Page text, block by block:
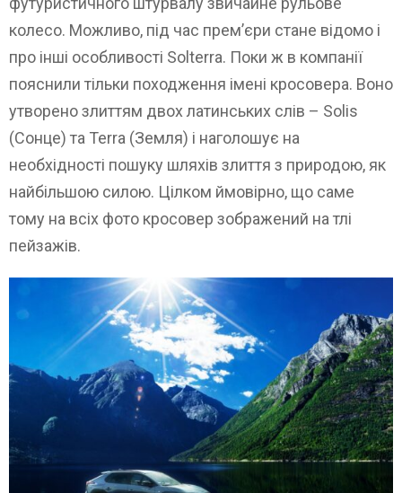
колесо. Можливо, під час прем’єри стане відомо і
про інші особливості Solterra. Поки ж в компанії
пояснили тільки походження імені кросовера. Воно
утворено злиттям двох латинських слів – Solis
(Сонце) та Terra (Земля) і наголошує на
необхідності пошуку шляхів злиття з природою, як
найбільшою силою. Цілком ймовірно, що саме
тому на всіх фото кросовер зображений на тлі
пейзажів.